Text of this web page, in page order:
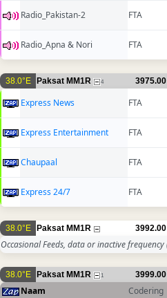
Radio_Pakistan-2 FTA
Radio_Apna & Nori FTA
38.0°E Paksat MM1R 4 3975.00
Express News FTA
Express Entertainment FTA
Chaupaal FTA
Express 24/7 FTA
38.0°E Paksat MM1R 3992.00
Occasional Feeds, data or inactive frequency
38.0°E Paksat MM1R 1 3999.00
Naam Codering